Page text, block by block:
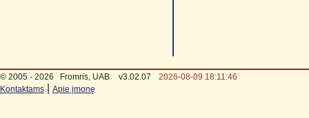
© 2005 - 2026 Fromris, UAB v3.02.07
2026-08-09 18:11:46
Kontaktams
Apie įmonę